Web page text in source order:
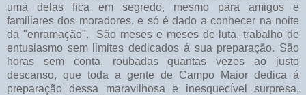
uma delas fica em segredo, mesmo para amigos e
familiares dos moradores, e só é dado a conhecer na noite
da "enramação". São meses e meses de luta, trabalho de
entusiasmo sem limites dedicados á sua preparação. São
horas sem conta, roubadas quantas vezes ao justo
descanso, que toda a gente de Campo Maior dedica á
preparação dessa maravilhosa e inesquecível surpresa,